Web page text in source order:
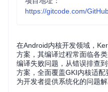
https://gitcode.com/
在Android内核开发领域，
方案，其编译过程常面临各
编译失败问题，从错误排查
方案，全面覆盖GKI内核适配
为开发者提供系统化的问题解